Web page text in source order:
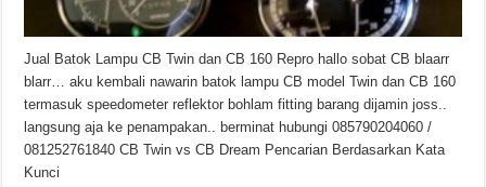
Teknologi Bikin Bisnis Makanan Kamu Makin Cuan! Begini Cara Buka
Jual Batok Lampu CB Twin dan CB 160 Repro hallo sobat CB blaarr
blarr… aku kembali nawarin batok lampu CB model Twin dan CB 160
termasuk speedometer reflektor bohlam fitting barang dijamin joss..
langsung aja ke penampakan.. berminat hubungi 085790204060 /
081252761840 CB Twin vs CB Dream Pencarian Berdasarkan Kata
Kunci